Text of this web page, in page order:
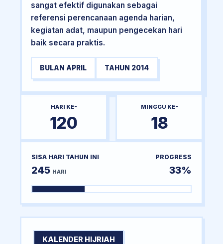
sangat efektif digunakan sebagai
referensi perencanaan agenda harian,
kegiatan adat, maupun pengecekan hari
baik secara praktis.
BULAN APRIL TAHUN 2014
HARI KE-
120
MINGGU KE-
18
SISA HARI TAHUN INI
245 HARI
PROGRESS
33%
KALENDER HIJRIAH